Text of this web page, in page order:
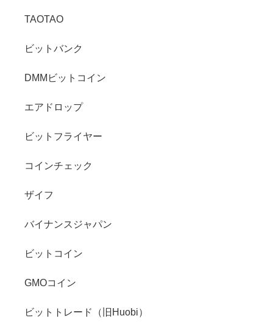
TAOTAO
ビットバンク
DMMビットコイン
エアドロップ
ビットフライヤー
コインチェック
ザイフ
バイナンスジャパン
ビットコイン
GMOコイン
ビットトレード（旧Huobi）